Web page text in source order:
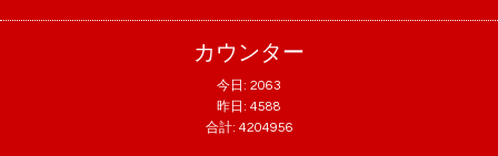
カウンター
今日: 2063
昨日: 4588
合計: 4204956